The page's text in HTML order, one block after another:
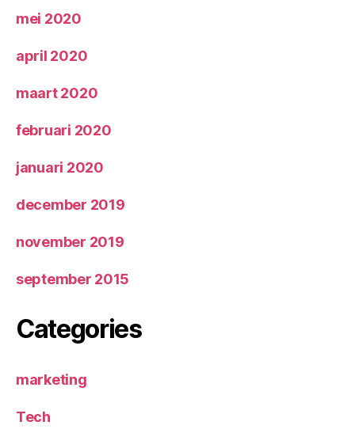
mei 2020
april 2020
maart 2020
februari 2020
januari 2020
december 2019
november 2019
september 2015
Categories
marketing
Tech